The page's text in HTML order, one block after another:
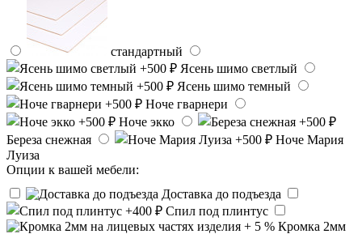
стандартный
Ясень шимо светлый
Ясень шимо темный
Ноче гварнери
Ноче экко
Береза снежная
Ноче Мария
Луиза
Опции к вашей мебели:
Доставка до подъезда
Спил под плинтус
Кромка 2мм